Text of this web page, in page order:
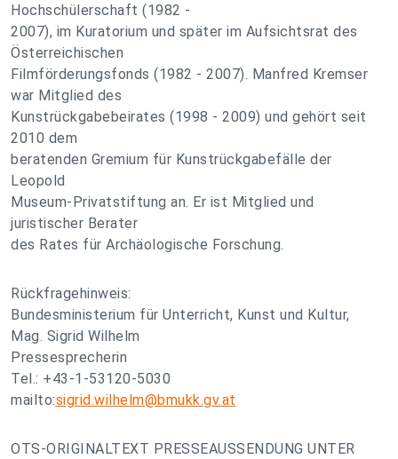
Hochschülerschaft (1982 -
2007), im Kuratorium und später im Aufsichtsrat des
Österreichischen
Filmförderungsfonds (1982 - 2007). Manfred Kremser
war Mitglied des
Kunstrückgabebeirates (1998 - 2009) und gehört seit
2010 dem
beratenden Gremium für Kunstrückgabefälle der
Leopold
Museum-Privatstiftung an. Er ist Mitglied und
juristischer Berater
des Rates für Archäologische Forschung.
Rückfragehinweis:
Bundesministerium für Unterricht, Kunst und Kultur,
Mag. Sigrid Wilhelm
Pressesprecherin
Tel.: +43-1-53120-5030
mailto:sigrid.wilhelm@bmukk.gv.at
OTS-ORIGINALTEXT PRESSEAUSSENDUNG UNTER